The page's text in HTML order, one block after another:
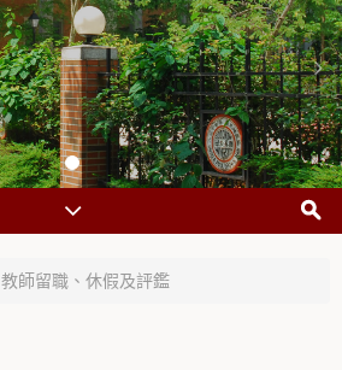
教師留職、休假及評鑑